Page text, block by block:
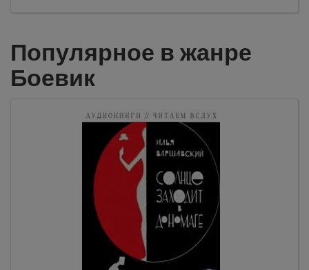
Популярное в жанре
Боевик